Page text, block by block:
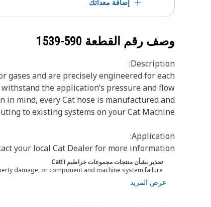
إضافة معداتك
وصف رقم القطعة 590-1539
Description:
gases and are precisely engineered for each
the application’s pressure and flow
mind, every Cat hose is manufactured and
to existing systems on your Cat Machine.
Application:
your local Cat Dealer for more information.
تحذير بشأن منتجات مجموعات خراطيم CatΠ
damage, or component and machine system failure.
عرض المزيد